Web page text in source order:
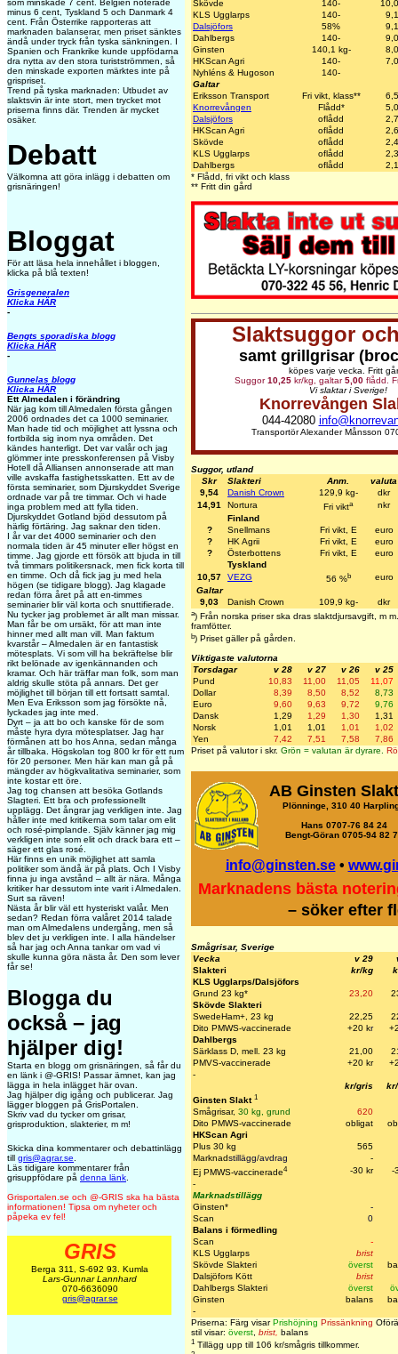
som minskade 7 cent. Belgien noterade
minus 6 cent, Tyskland 5 och Danmark 4
cent. Från Österrike rapporteras att
marknaden balanserar, men priset sänktes
ändå under tryck från tyska sänkningen. I
Spanien och Frankrike kunde uppfödarna
dra nytta av den stora turistströmmen, så
den minskade exporten märktes inte på
grispriset.
Trend på tyska marknaden: Utbudet av
slaktsvin är inte stort, men trycket mot
priserna finns där. Trenden är mycket
osäker.
Debatt
Välkomna att göra inlägg i debatten om
grisnäringen!
Bloggat
För att läsa hela innehållet i bloggen,
klicka på blå texten!
Grisgeneralen
Klicka HÄR
-
Bengts sporadiska blogg
Klicka HÄR
-
Gunnelas blogg
Klicka HÄR
Ett Almedalen i förändring
När jag kom till Almedalen första gången
2006 ordnades det ca 1000 seminarier.
Man hade tid och möjlighet att lyssna och
fortbilda sig inom nya områden. Det
kändes hanterligt. Det var valår och jag
glömmer inte presskonferensen på Visby
Hotell då Alliansen annonserade att man
ville avskaffa fastighetsskatten. Ett av de
första seminarier, som Djurskyddet Sverige
ordnade var på tre timmar. Och vi hade
inga problem med att fylla tiden.
Djurskyddet Gotland bjöd dessutom på
härlig förtäring. Jag saknar den tiden.
I år var det 4000 seminarier och den
normala tiden är 45 minuter eller högst en
timme. Jag gjorde ett försök att bjuda in till
två timmars politikersnack, men fick korta till
en timme. Och då fick jag ju med hela
högen (se tidigare blogg). Jag klagade
redan förra året på att en-timmes
seminarier blir väl korta och snuttifierade.
Nu tycker jag problemet är allt man missar.
Man får be om ursäkt, för att man inte
hinner med allt man vill. Man faktum
kvarstår – Almedalen är en fantastisk
mötesplats. Vi som vill ha bekräftelse blir
rikt belönade av igenkännanden och
kramar. Och här träffar man folk, som man
aldrig skulle stöta på annars. Det ger
möjlighet till början till ett fortsatt samtal.
Men Eva Eriksson som jag försökte nå,
lyckades jag inte med.
Dyrt – ja att bo och kanske för de som
måste hyra dyra mötesplatser. Jag har
förmånen att bo hos Anna, sedan många
år tillbaka. Högskolan tog 800 kr för ett rum
för 20 personer. Men här kan man gå på
mängder av högkvalitativa seminarier, som
inte kostar ett öre.
Jag tog chansen att besöka Gotlands
Slagteri. Ett bra och professionellt
upplägg. Det ångrar jag verkligen inte. Jag
håller inte med kritikerna som talar om elit
och rosé-pimplande. Själv känner jag mig
verkligen inte som elit och drack bara ett –
säger ett glas rosé.
Här finns en unik möjlighet att samla
politiker som ändå är på plats. Och I Visby
finna ju inga avstånd – allt är nära. Många
kritiker har dessutom inte varit i Almedalen.
Surt sa räven!
Nästa år blir väl ett hysteriskt valår. Men
sedan? Redan förra valåret 2014 talade
man om Almedalens undergång, men så
blev det ju verkligen inte. I alla händelser
så har jag och Anna tankar om vad vi
skulle kunna göra nästa år. Den som lever
får se!
Blogga du
också – jag
hjälper dig!
Starta en blogg om grisnäringen, så får du
en länk i @-GRIS! Passar ämnet, kan jag
lägga in hela inlägget här ovan.
Jag hjälper dig igång och publicerar. Jag
lägger bloggen på GrisPortalen.
Skriv vad du tycker om grisar,
grisproduktion, slakterier, m m!
Skicka dina kommentarer och debattinlägg
till gris@agrar.se
Läs tidigare kommentarer från
grisuppfödare på denna länk
Grisportalen.se och @-GRIS ska ha bästa
informationen! Tipsa om nyheter och
påpeka ev fel!
GRIS
Berga 311, S-692 93. Kumla
Lars-Gunnar Lannhard
070-6636090
gris@agrar.se
Skövde 140-
KLS Ugglarps
140-
Dalsjöfors
58%
Dahlbergs
140-
Ginsten
140,1 kg-
HKScan Agri
140-
Nyhléns & Hugoson
140-
Galtar
Eriksson Transport
Fri vikt, klass**
Knorrevången
Flådd*
Dalsjöfors
oflådd
HKScan Agri
oflådd
Skövde
oflådd
KLS Ugglarps
oflådd
Dahlbergs
oflådd
* Flådd, fri vikt och klass
** Fritt din gård
Slaktsuggor
samt grillgrisar
köpes varje vecka. Fritt
Suggor10,25 kr/kg, galtar5,00 flådd.
Vi slaktar i Sverige!
Knorrevången
044-42080
Transportör Alexander Månsson
Suggor, utland
Skr
Slakteri Anm.
valuta
9,54
Danish Crown 129,9 kg-
dkr
14,91
Nortura Fri vikta
nkr
Finland
?
Snellmans Fri vikt, E
euro
?
HK Agrii Fri vikt, E
euro
?
Österbottens Fri vikt, E
euro
Tyskland
10,57
VEZG 56 %b
euro
Galtar
9,03
Danish Crown 109,9 kg- dkr
a) Från norska priser ska dras slaktdjursavgift, m
framfötter.
b) Priset gäller på gården.
Viktigaste valutorna
Torsdagar
v 28 v 27 v 26
v 25
Pund
10,83 11,00 11,05
11,07
Dollar
8,39 8,50 8,52
8,73
Euro
9,60 9,63 9,72
9,76
Dansk
1,29 1,29 1,30
1,31
Norsk
1,01 1,01 1,01
1,02
Yen
7,42 7,51 7,58
7,86
Priset på valutor i skr. Grön = valutan är dyrare.
AB Ginsten
Plönninge, 310 40
Hans 0707-76 84 24
Bengt-Göran 0705-94 82
info@ginsten.se•
Marknadens bästa
– söker efter
Smågrisar, Sverige
Vecka
v 29
Slakteri
kr/kg
KLS Ugglarps/Dalsjöfors
Grund 23 kg*
23,20
Skövde Slakteri
SwedeHam+, 23 kg
22,25
Dito PMWS-vaccinerade
+20 kr
Dahlbergs
Särklass D, mell. 23 kg
21,00
PMVS-vaccinerade
+20 kr
-
kr/gris
Ginsten Slakt 1
Smågrisar, 30 kg, grund
620
Dito PMWS-vaccinerade
obligat
HKScan Agri
Plus 30 kg
565
Marknadstillägg/avdrag
-
Ej PMWS-vaccinerade4 -30 kr
-
-
Marknadstillägg
Ginsten*
-
Scan
0
Balans i förmedling
Scan
-
KLS Ugglarps
brist
Skövde Slakteri
överst
Dalsjöfors Kött
brist
Dahlbergs Slakteri
överst
Ginsten
balans
-
Priserna: Färg visarPrishöjning Prissänkning
stil visar: överst brist balans
1 Tillägg upp till 106 kr/smågris tillkommer.